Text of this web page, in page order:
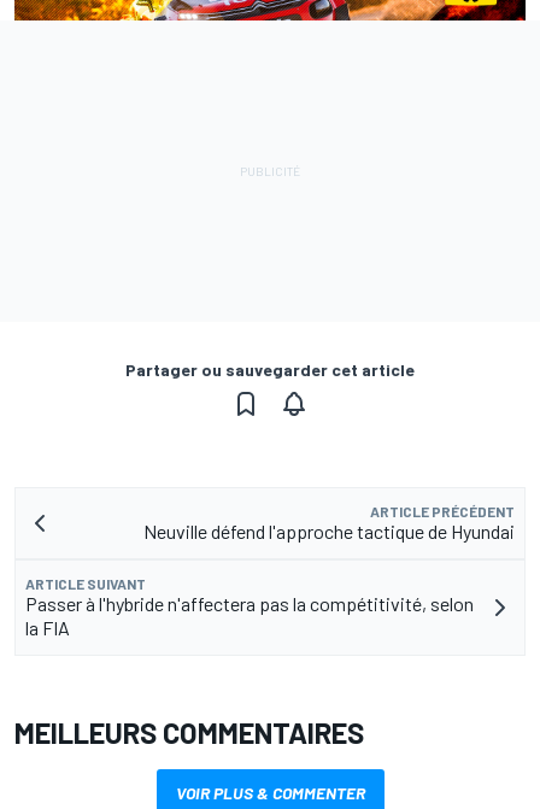
Partager ou sauvegarder cet article
ARTICLE PRÉCÉDENT
Neuville défend l'approche tactique de Hyundai
ARTICLE SUIVANT
Passer à l'hybride n'affectera pas la compétitivité, selon
la FIA
MEILLEURS COMMENTAIRES
VOIR PLUS & COMMENTER